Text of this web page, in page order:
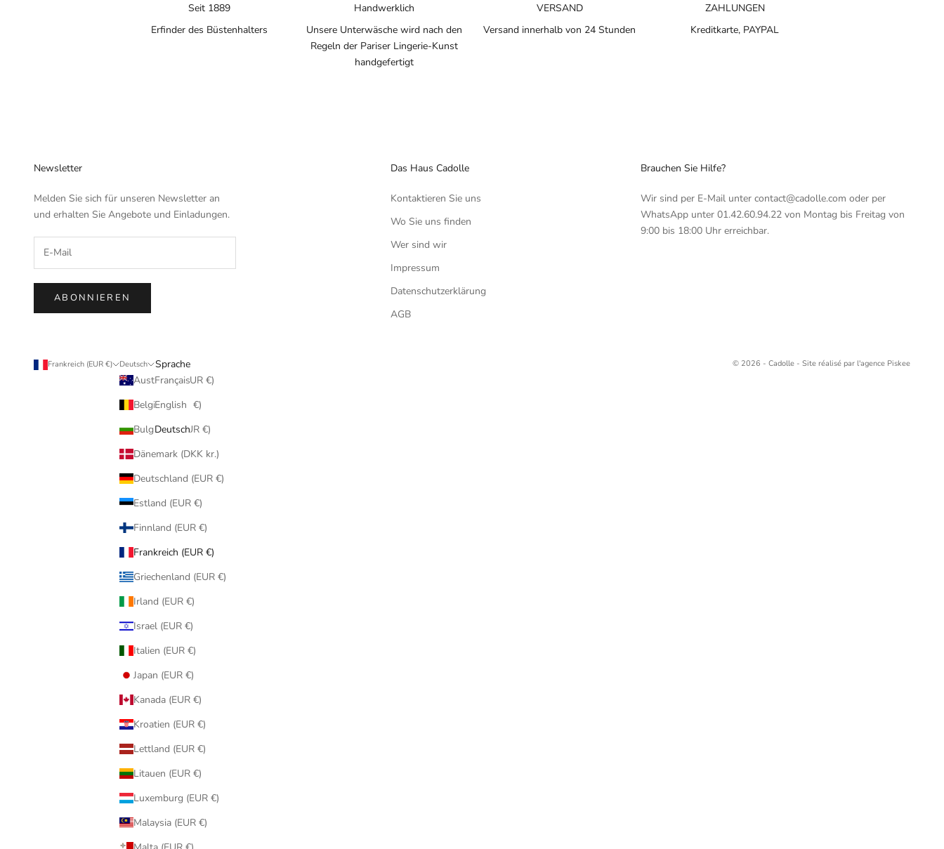
Seit 1889
Erfinder des Büstenhalters
Handwerklich
Unsere Unterwäsche wird nach den
Regeln der Pariser Lingerie-Kunst
handgefertigt
VERSAND
Versand innerhalb von 24 Stunden
ZAHLUNGEN
Kreditkarte, PAYPAL
Newsletter
Melden Sie sich für unseren Newsletter an
und erhalten Sie Angebote und Einladungen.
ABONNIEREN
Das Haus Cadolle
Kontaktieren Sie uns
Wo Sie uns finden
Wer sind wir
Impressum
Datenschutzerklärung
AGB
Brauchen Sie Hilfe?
Wir sind per E-Mail unter contact@cadolle.com oder per
WhatsApp unter 01.42.60.94.22 von Montag bis Freitag von
9:00 bis 18:00 Uhr erreichbar.
Frankreich (EUR €)
Land
Australien (EUR €)
Belgien (EUR €)
Bulgarien (EUR €)
Dänemark (DKK kr.)
Deutschland (EUR €)
Estland (EUR €)
Finnland (EUR €)
Frankreich (EUR €)
Griechenland (EUR €)
Irland (EUR €)
Israel (EUR €)
Italien (EUR €)
Japan (EUR €)
Kanada (EUR €)
Kroatien (EUR €)
Lettland (EUR €)
Litauen (EUR €)
Luxemburg (EUR €)
Malaysia (EUR €)
Deutsch
Sprache
Français
English
Deutsch
© 2026 - Cadolle - Site réalisé par l'agence Piskee